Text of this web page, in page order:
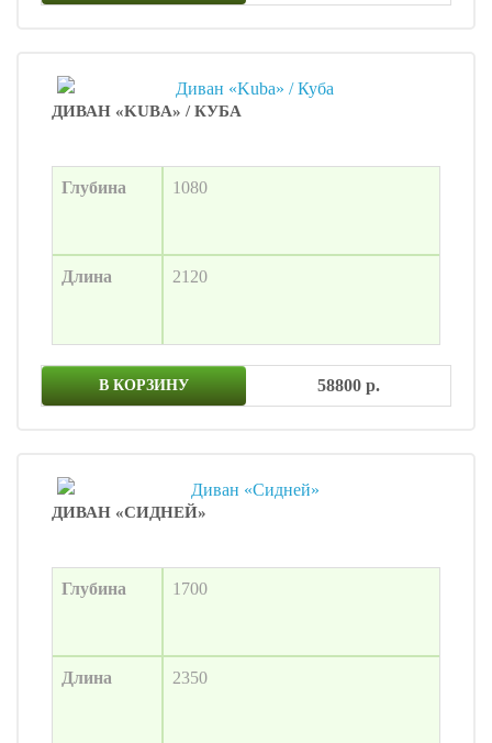
ДИВАН «KUBA» / КУБА
Глубина 1080
Длина 2120
В КОРЗИНУ 58800 р.
ДИВАН «СИДНЕЙ»
Глубина 1700
Длина 2350